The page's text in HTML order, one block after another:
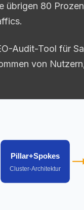
übrigen 80
Audit-Tool für
von
Pillar+Spokes
Cluster-Architektur